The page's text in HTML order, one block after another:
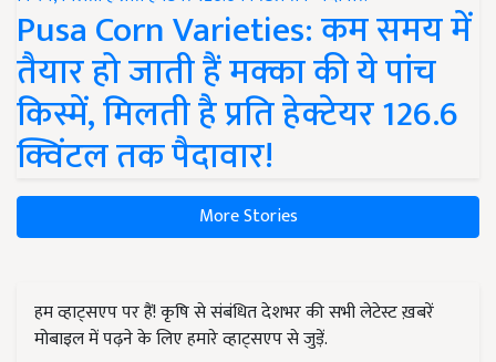
Pusa Corn Varieties: कम समय में
तैयार हो जाती हैं मक्का की ये पांच
किस्में, मिलती है प्रति हेक्टेयर 126.6
क्विंटल तक पैदावार!
More Stories
हम व्हाट्सएप पर हैं! कृषि से संबंधित देशभर की सभी लेटेस्ट ख़बरें
मोबाइल में पढ़ने के लिए हमारे व्हाट्सएप से जुड़ें.